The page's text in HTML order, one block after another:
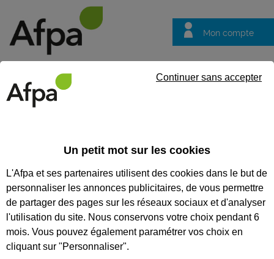
Mon compte
questions
CODES
SE SPÉCIALISER DANS LA
MÉDIATION NUMÉRIQUE
Un petit mot sur les cookies
L'Afpa et ses partenaires utilisent des cookies dans le but de
personnaliser les annonces publicitaires, de vous permettre
de partager des pages sur les réseaux sociaux et d'analyser
l'utilisation du site. Nous conservons votre choix pendant 6
mois. Vous pouvez également paramétrer vos choix en
cliquant sur "Personnaliser".
Continuer sans accepter